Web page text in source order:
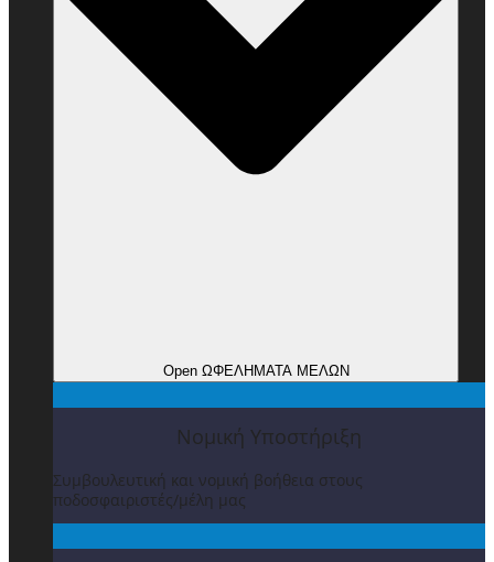
Open ΩΦΕΛΗΜΑΤΑ ΜΕΛΩΝ
Νομική Υποστήριξη
Συμβουλευτική και νομική βοήθεια στους
ποδοσφαιριστές/μέλη μας